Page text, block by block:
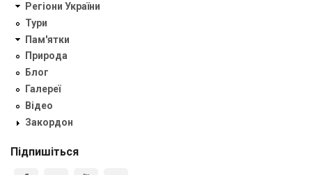
Регіони України
Тури
Пам'ятки
Природа
Блог
Галереї
Відео
Закордон
Підпишіться